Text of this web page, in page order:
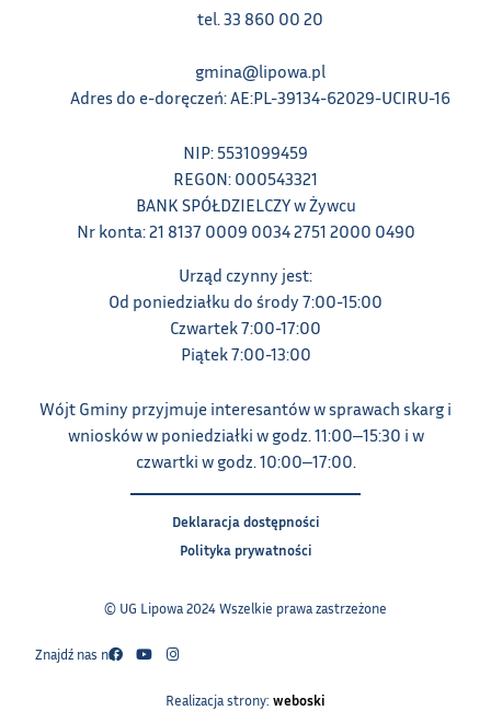
tel. 33 860 00 20
gmina@lipowa.pl
Adres do e-doręczeń: AE:PL-39134-62029-UCIRU-16
NIP: 5531099459
REGON: 000543321
BANK SPÓŁDZIELCZY w Żywcu
Nr konta: 21 8137 0009 0034 2751 2000 0490
Urząd czynny jest:
Od poniedziałku do środy 7:00-15:00
Czwartek 7:00-17:00
Piątek 7:00-13:00
Wójt Gminy przyjmuje interesantów w sprawach skarg i
wniosków w poniedziałki w godz. 11:00‒15:30 i w
czwartki w godz. 10:00‒17:00.
Deklaracja dostępności
Polityka prywatności
© UG Lipowa 2024 Wszelkie prawa zastrzeżone
Znajdź nas na:
Realizacja strony: weboski